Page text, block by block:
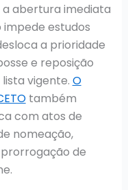
abertura imediata
impede estudos
a prioridade
e reposição
vigente. O
também
com atos de
nomeação,
de